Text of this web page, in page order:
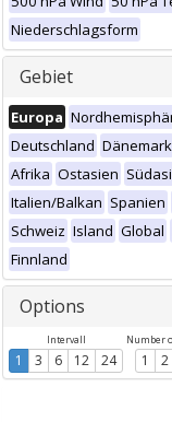
Niederschlagsform
Gebiet
Europa
Deutschland Dänemark
Afrika Ostasien
Italien/Balkan Spanien
Schweiz Island Global
Finnland
Options
Intervall
1 3 6 12 24
Number
1 2